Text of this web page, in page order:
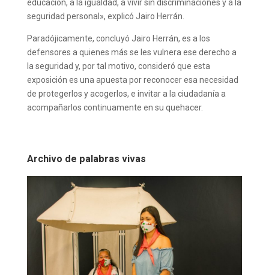
educación, a la igualdad, a vivir sin discriminaciones y a la
seguridad personal», explicó Jairo Herrán.
Paradójicamente, concluyó Jairo Herrán, es a los
defensores a quienes más se les vulnera ese derecho a
la seguridad y, por tal motivo, consideró que esta
exposición es una apuesta por reconocer esa necesidad
de protegerlos y acogerlos, e invitar a la ciudadanía a
acompañarlos continuamente en su quehacer.
Archivo de palabras vivas